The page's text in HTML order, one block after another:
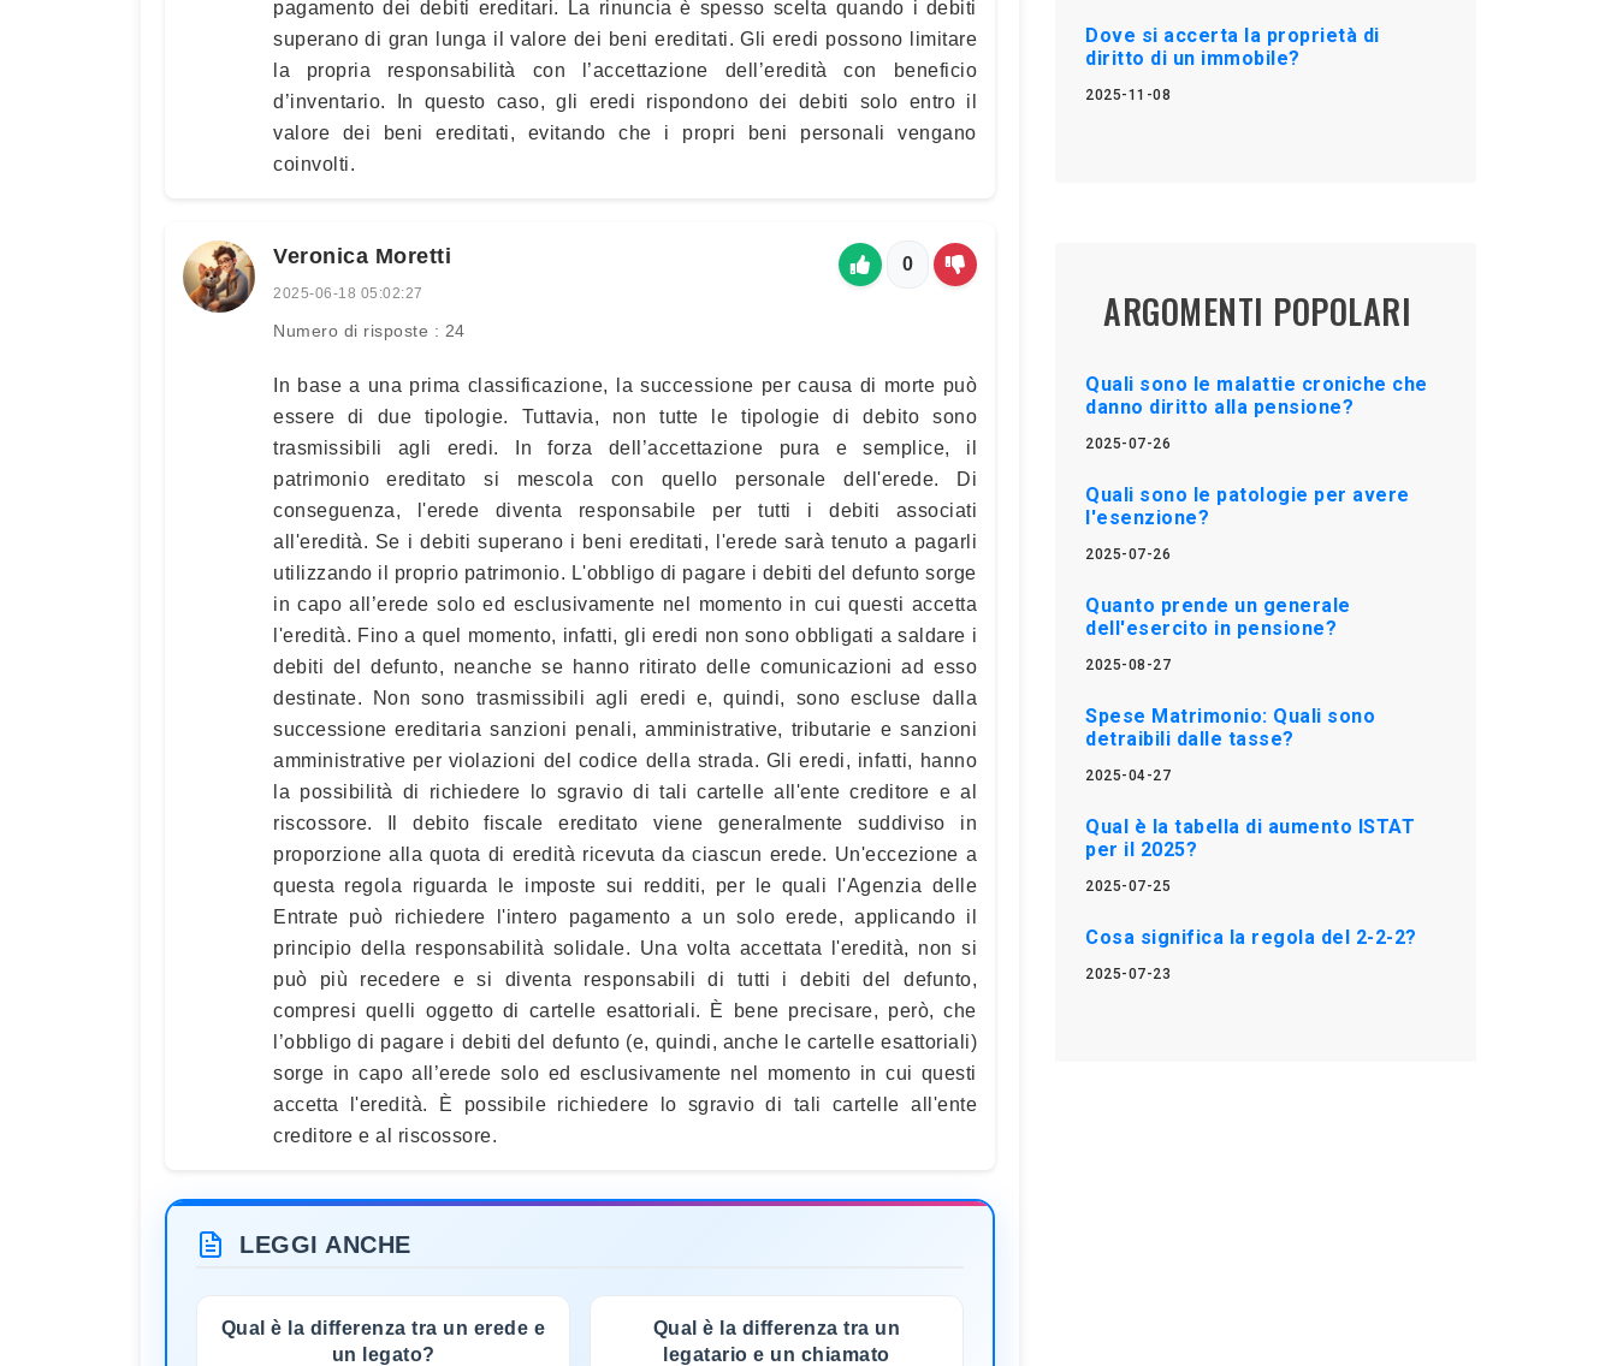
pagamento dei debiti ereditari. La rinuncia è spesso scelta quando i debiti
superano di gran lunga il valore dei beni ereditati. Gli eredi possono limitare
la propria responsabilità con l’accettazione dell’eredità con beneficio
d’inventario. In questo caso, gli eredi rispondono dei debiti solo entro il
valore dei beni ereditati, evitando che i propri beni personali vengano
coinvolti.
Veronica Moretti
2025-06-18 05:02:27
Numero di risposte : 24
0
In base a una prima classificazione, la successione per causa di morte può
essere di due tipologie. Tuttavia, non tutte le tipologie di debito sono
trasmissibili agli eredi. In forza dell’accettazione pura e semplice, il
patrimonio ereditato si mescola con quello personale dell'erede. Di
conseguenza, l'erede diventa responsabile per tutti i debiti associati
all'eredità. Se i debiti superano i beni ereditati, l'erede sarà tenuto a pagarli
utilizzando il proprio patrimonio. L'obbligo di pagare i debiti del defunto sorge
in capo all’erede solo ed esclusivamente nel momento in cui questi accetta
l'eredità. Fino a quel momento, infatti, gli eredi non sono obbligati a saldare i
debiti del defunto, neanche se hanno ritirato delle comunicazioni ad esso
destinate. Non sono trasmissibili agli eredi e, quindi, sono escluse dalla
successione ereditaria sanzioni penali, amministrative, tributarie e sanzioni
amministrative per violazioni del codice della strada. Gli eredi, infatti, hanno
la possibilità di richiedere lo sgravio di tali cartelle all'ente creditore e al
riscossore. Il debito fiscale ereditato viene generalmente suddiviso in
proporzione alla quota di eredità ricevuta da ciascun erede. Un'eccezione a
questa regola riguarda le imposte sui redditi, per le quali l'Agenzia delle
Entrate può richiedere l'intero pagamento a un solo erede, applicando il
principio della responsabilità solidale. Una volta accettata l'eredità, non si
può più recedere e si diventa responsabili di tutti i debiti del defunto,
compresi quelli oggetto di cartelle esattoriali. È bene precisare, però, che
l’obbligo di pagare i debiti del defunto (e, quindi, anche le cartelle esattoriali)
sorge in capo all’erede solo ed esclusivamente nel momento in cui questi
accetta l'eredità. È possibile richiedere lo sgravio di tali cartelle all'ente
creditore e al riscossore.
LEGGI ANCHE
Qual è la differenza tra un erede e
un legato?
Qual è la differenza tra un
legatario e un chiamato
Dove si accerta la proprietà di
diritto di un immobile?
2025-11-08
ARGOMENTI POPOLARI
Quali sono le malattie croniche che
danno diritto alla pensione?
2025-07-26
Quali sono le patologie per avere
l'esenzione?
2025-07-26
Quanto prende un generale
dell'esercito in pensione?
2025-08-27
Spese Matrimonio: Quali sono
detraibili dalle tasse?
2025-04-27
Qual è la tabella di aumento ISTAT
per il 2025?
2025-07-25
Cosa significa la regola del 2-2-2?
2025-07-23